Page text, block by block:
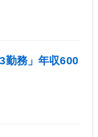
勤務」年収600